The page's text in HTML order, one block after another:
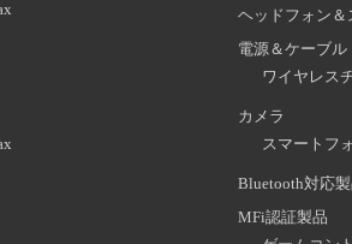
ヘッドフォン＆
電源＆ケーブル
ワイヤレス
カメラ
スマートフ
Bluetooth対応
MFi認証製品